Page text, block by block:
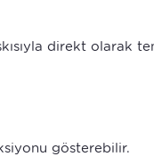
direkt olarak
gösterebilir.